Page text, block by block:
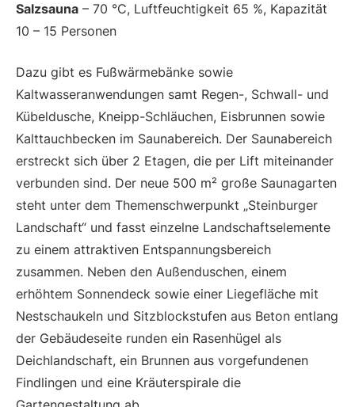
Salzsauna – 70 °C, Luftfeuchtigkeit 65 %, Kapazität
10 – 15 Personen
Dazu gibt es Fußwärmebänke sowie
Kaltwasseranwendungen samt Regen-, Schwall- und
Kübeldusche, Kneipp-Schläuchen, Eisbrunnen sowie
Kalttauchbecken im Saunabereich. Der Saunabereich
erstreckt sich über 2 Etagen, die per Lift miteinander
verbunden sind. Der neue 500 m² große Saunagarten
steht unter dem Themenschwerpunkt „Steinburger
Landschaft“ und fasst einzelne Landschaftselemente
zu einem attraktiven Entspannungsbereich
zusammen. Neben den Außenduschen, einem
erhöhtem Sonnendeck sowie einer Liegefläche mit
Nestschaukeln und Sitzblockstufen aus Beton entlang
der Gebäudeseite runden ein Rasenhügel als
Deichlandschaft, ein Brunnen aus vorgefundenen
Findlingen und eine Kräuterspirale die